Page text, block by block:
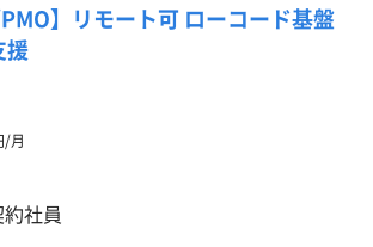
】リモート可 ローコード基盤
援
/月
社員